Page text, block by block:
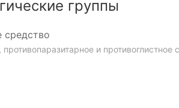
группы
средство
и противоглистное